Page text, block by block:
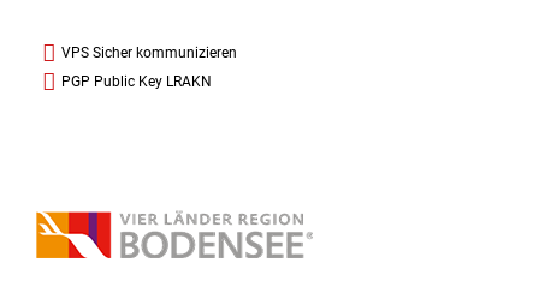
VPS Sicher kommunizieren
PGP Public Key LRAKN